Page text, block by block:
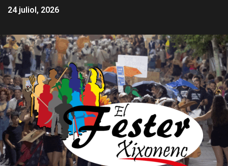
24 juliol, 2026